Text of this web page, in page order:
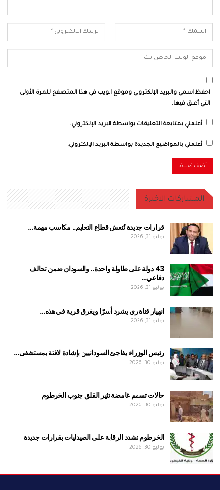
احفظ اسمي والبريد الإلكتروني وموقع الويب في هذا المتصفح للمرة الأولى
التي أعلق فيها.
أعلمني بمتابعة التعليقات بواسطة البريد الإلكتروني.
أعلمني بالمواضيع الجديدة بواسطة البريد الإلكتروني.
المشاركات الاخيرة
قرارات جديدة تُنعش قطاع التعليم.. مكاسب مهمة…
يوليو 31, 2026
43 دولة على طاولة واحدة.. والسودان ضمن تحالف
دفاعي…
يوليو 31, 2026
انهيار قناة ري يشرد أسرًا ويغرق قرية في هذه…
يوليو 31, 2026
رئيس الوزراء يفاجئ السودانيين بإشادة لافتة بمستشفى…
يوليو 30, 2026
حالات تسمم غامضة تثير القلق جنوب الخرطوم
يوليو 30, 2026
الخرطوم تشدد الرقابة على الصيدليات بقرارات جديدة
يوليو 30, 2026